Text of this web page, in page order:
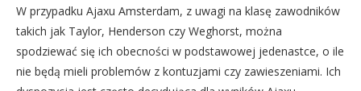
W przypadku Ajaxu Amsterdam, z uwagi na klasę zawodników
takich jak Taylor, Henderson czy Weghorst, można
spodziewać się ich obecności w podstawowej jedenastce, o ile
nie będą mieli problemów z kontuzjami czy zawieszeniami. Ich